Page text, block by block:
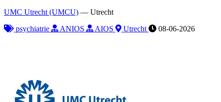
UMC Utrecht (UMCU) — Utrecht
psychiatrie
ANIOS AIOS Utrecht 08-06-2026